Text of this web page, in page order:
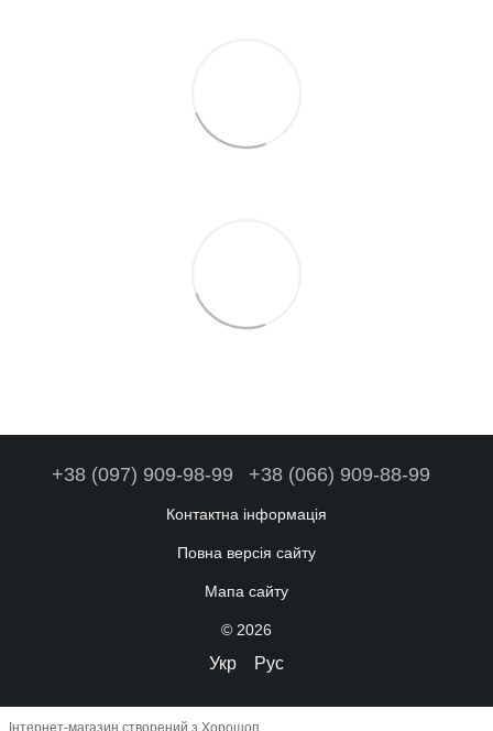
+38 (097) 909-98-99 +38 (066) 909-88-99
Контактна інформація
Повна версія сайту
Мапа сайту
© 2026
Укр Рус
Інтернет-магазин створений з Хорошоп